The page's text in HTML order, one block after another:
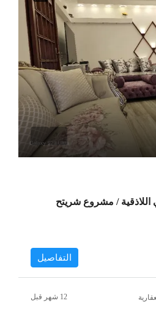
/ مشروع شريتح
التفاصيل